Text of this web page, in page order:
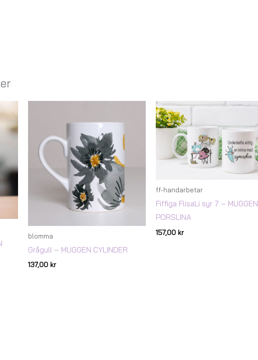
blomma
Grågull – MUGGEN CYLINDER
137,00 kr
ff-handarbetar
Fiffiga FlisaLi syr 7 – MUGGEN
PORSLINA
157,00 kr